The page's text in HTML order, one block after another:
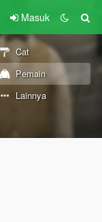
Masuk
Cat
Pemain
Lainnya